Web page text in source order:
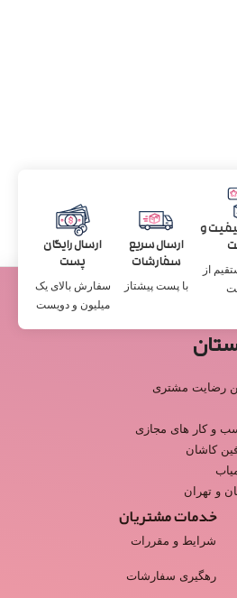
و
از
ارسال سریع
سفارشات
با پست پیشتاز
ارسال رایگان
پست
سفارش بالای یک
میلیون و دویست
رضایت مشتری
و کار های مجازی
کاشان
و تهران
خدمات مشتریان
شرایط و مقررات
رهگیری سفارشات